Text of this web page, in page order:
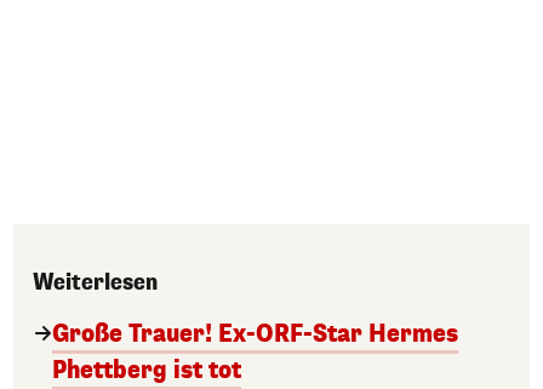
Weiterlesen
Große Trauer! Ex-ORF-Star Hermes
Phettberg ist tot